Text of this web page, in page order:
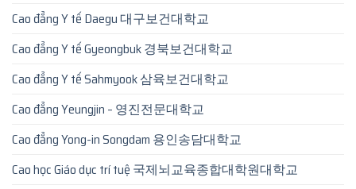
Cao đẳng Y tế Daegu 대구보건대학교
Cao đẳng Y tế Gyeongbuk 경북보건대학교
Cao đẳng Y tế Sahmyook 삼육보건대학교
Cao đẳng Yeungjin – 영진전문대학교
Cao đẳng Yong-in Songdam 용인송담대학교
Cao học Giáo dục trí tuệ 국제뇌교육종합대학원대학교